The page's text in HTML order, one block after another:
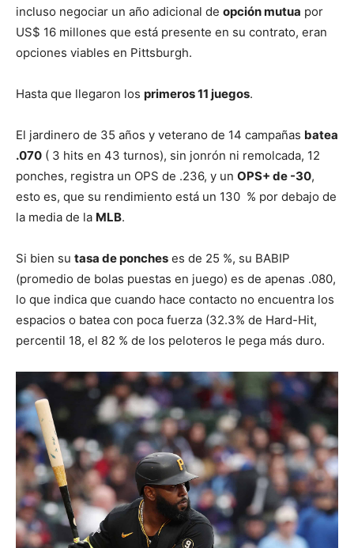
incluso negociar un año adicional de opción mutua por
US$ 16 millones que está presente en su contrato, eran
opciones viables en Pittsburgh.
Hasta que llegaron los primeros 11 juegos.
El jardinero de 35 años y veterano de 14 campañas batea
.070 ( 3 hits en 43 turnos), sin jonrón ni remolcada, 12
ponches, registra un OPS de .236, y un OPS+ de -30,
esto es, que su rendimiento está un 130 % por debajo de
la media de la MLB.
Si bien su tasa de ponches es de 25 %, su BABIP
(promedio de bolas puestas en juego) es de apenas .080,
lo que indica que cuando hace contacto no encuentra los
espacios o batea con poca fuerza (32.3% de Hard-Hit,
percentil 18, el 82 % de los peloteros le pega más duro.